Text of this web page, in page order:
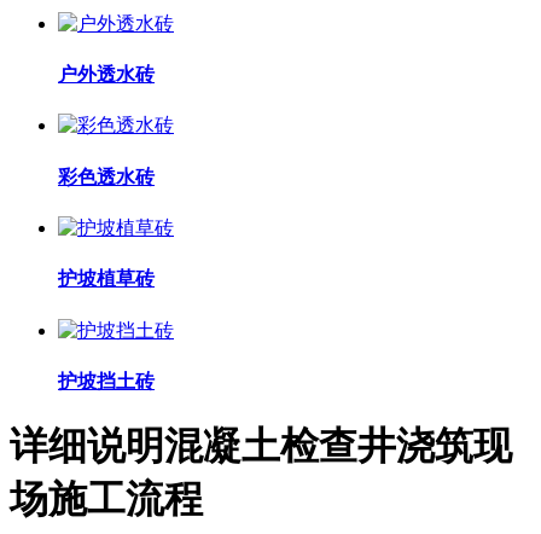
户外透水砖
彩色透水砖
护坡植草砖
护坡挡土砖
详细说明混凝土检查井浇筑现
场施工流程